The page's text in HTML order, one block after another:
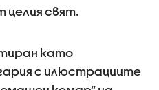
целия свят.
като
с илюстрациите